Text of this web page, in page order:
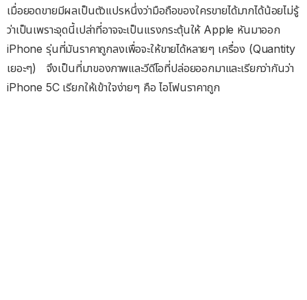
เมื่อยอดขายมีผลเป็นตัวแปรหนึ่งว่ามือถือของใครขายได้มากได้น้อยไม่รู้
ว่าเป็นเพราะจุดนี้เปล่าที่อาจจะเป็นแรงกระตุ้นให้ Apple หันมาออก
iPhone รุ่นที่มันราคาถูกลงเพื่อจะให้ขายได้หลายๆ เครื่อง (Quantity
เยอะๆ) จึงเป็นที่มาของภาพและวีดีโอที่ปล่อยออกมาและเรียกว่ากันว่า
iPhone 5C เรียกให้เข้าใจง่ายๆ คือ ไอโฟนราคาถูก